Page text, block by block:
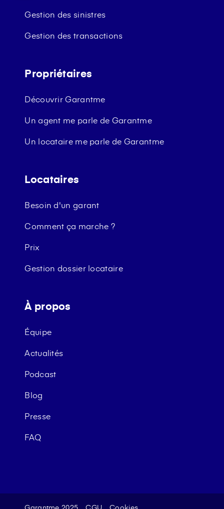
Gestion des sinistres
Gestion des transactions
Propriétaires
Découvrir Garantme
Un agent me parle de Garantme
Un locataire me parle de Garantme
Locataires
Besoin d'un garant
Comment ça marche ?
Prix
Gestion dossier locataire
À propos
Équipe
Actualités
Podcast
Blog
Presse
FAQ